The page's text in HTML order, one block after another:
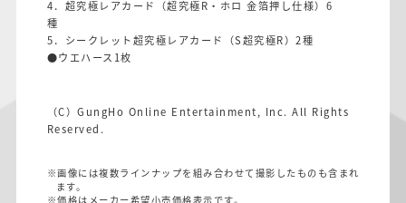
4．超究極レアカード（超究極R・ホロ 金箔押し仕様）6
種
5．シークレット超究極レアカード（S超究極R）2種
●ウエハース1枚
（C）GungHo Online Entertainment, Inc. All Rights
Reserved.
※画像には複数ラインナップを組み合わせて撮影したものも含まれ
ます。
※価格はメーカー希望小売価格表示です。